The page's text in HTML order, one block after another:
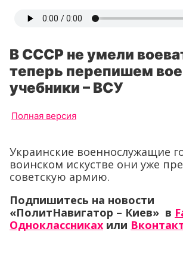
В СССР не умели
теперь перепишем
учебники – ВСУ
Полная версия
Украинские военнослужащие
воинском искустве они уже
советскую армию.
Подпишитесь на новости
«ПолитНавигатор – Киев» в
Одноклассниках или